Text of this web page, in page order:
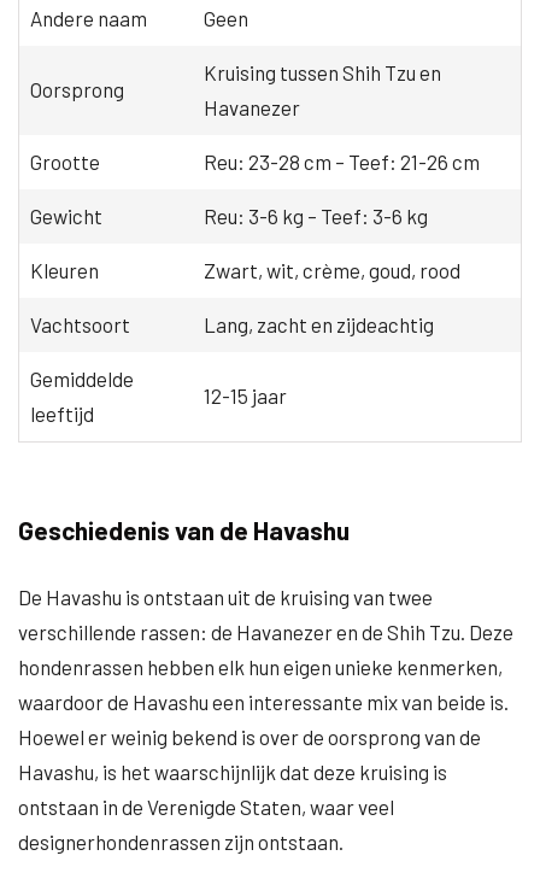
Andere naam Geen
Oorsprong
Kruising tussen Shih Tzu en
Havanezer
Grootte Reu: 23-28 cm – Teef: 21-26 cm
Gewicht Reu: 3-6 kg – Teef: 3-6 kg
Kleuren Zwart, wit, crème, goud, rood
Vachtsoort Lang, zacht en zijdeachtig
Gemiddelde
leeftijd
12-15 jaar
Geschiedenis van de Havashu
De Havashu is ontstaan uit de kruising van twee
verschillende rassen: de Havanezer en de Shih Tzu. Deze
hondenrassen hebben elk hun eigen unieke kenmerken,
waardoor de Havashu een interessante mix van beide is.
Hoewel er weinig bekend is over de oorsprong van de
Havashu, is het waarschijnlijk dat deze kruising is
ontstaan in de Verenigde Staten, waar veel
designerhondenrassen zijn ontstaan.